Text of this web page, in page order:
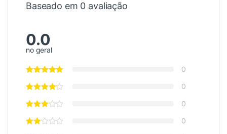
Baseado em 0 avaliação
0.0
no geral
0
0
0
0